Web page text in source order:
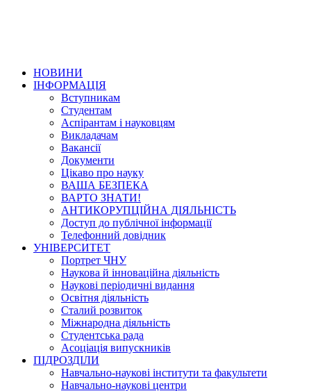
НОВИНИ
ІНФОРМАЦІЯ
Вступникам
Студентам
Аспірантам і науковцям
Викладачам
Вакансії
Документи
Цікаво про науку
ВАША БЕЗПЕКА
ВАРТО ЗНАТИ!
АНТИКОРУПЦІЙНА ДІЯЛЬНІСТЬ
Доступ до публічної інформації
Телефонний довідник
УНІВЕРСИТЕТ
Портрет ЧНУ
Наукова й інноваційна діяльність
Наукові періодичні видання
Освітня діяльність
Сталий розвиток
Міжнародна діяльність
Студентська рада
Асоціація випускників
ПІДРОЗДІЛИ
Навчально-наукові інститути та факультети
Навчально-наукові центри